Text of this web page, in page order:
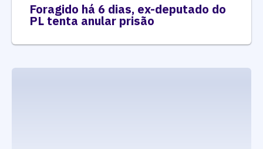
Foragido há 6 dias, ex-deputado do
PL tenta anular prisão